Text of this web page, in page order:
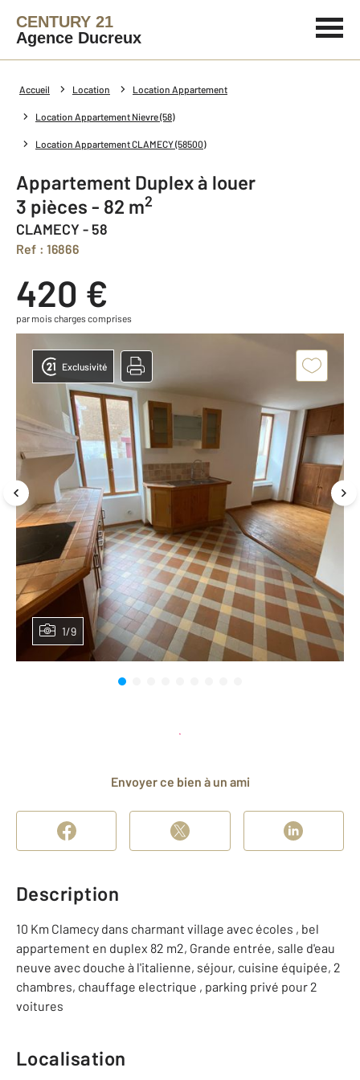
CENTURY 21
Agence Ducreux
Accueil Location Location Appartement
Location Appartement Nievre (58)
Location Appartement CLAMECY (58500)
Appartement Duplex à louer
3 pièces - 82 m2
CLAMECY - 58
Ref : 16866
420 €
par mois charges comprises
1/9
Exclusivité
Envoyer ce bien à un ami
Description
10 Km Clamecy dans charmant village avec écoles , bel
appartement en duplex 82 m2, Grande entrée, salle d'eau
neuve avec douche à l'italienne, séjour, cuisine équipée, 2
chambres, chauffage electrique , parking privé pour 2
voitures
Localisation